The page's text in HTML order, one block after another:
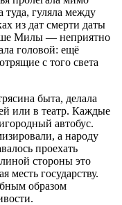
гуляла между
из дат смерти даты
Милы — неприятно
головой: ещё
с того света
быта, делала
или в театр. Каждые
автобус.
а народу
проехать
стороны это
месть государству.
образом